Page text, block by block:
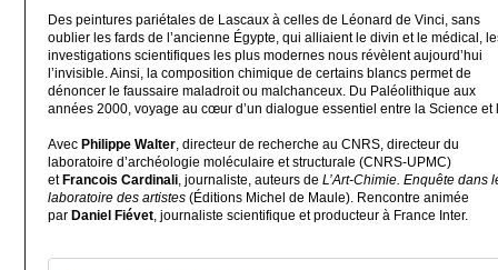
Des peintures pariétales de Lascaux à celles de Léonard de Vinci, sans
oublier les fards de l’ancienne Égypte, qui alliaient le divin et le médical,
investigations scientifiques les plus modernes nous révèlent aujourd’hui
l’invisible. Ainsi, la composition chimique de certains blancs permet de
dénoncer le faussaire maladroit ou malchanceux. Du Paléolithique aux
années 2000, voyage au cœur d’un dialogue essentiel entre la Science et
Avec Philippe Walter , directeur de recherche au CNRS, directeur du
laboratoire d’archéologie moléculaire et structurale (CNRS-UPMC)
etFrancois Cardinali , journaliste, auteurs de L’Art-Chimie. Enquête dans
laboratoire des artistes (Éditions Michel de Maule). Rencontre animée
par Daniel Fiévet , journaliste scientifique et producteur à France Inter.